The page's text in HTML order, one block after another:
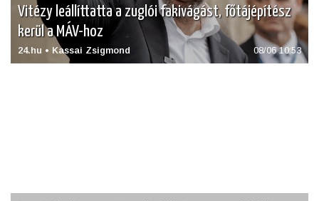
Vitézy leállíttatta a zuglói fakivágást, főtájépítész
kerül a MÁV-hoz
24.hu • Kassai Zsigmond 08/06 10:53